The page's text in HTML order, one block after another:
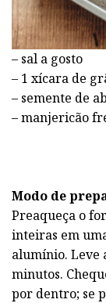
– sal a gosto
– 1 xícara de
– semente de
– manjericão
Modo de
Preaqueça o
inteiras em
alumínio. Leve
minutos.
por dentro; se